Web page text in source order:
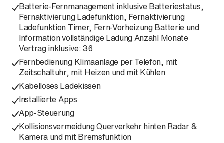
Batterie-Fernmanagement inklusive Batteriestatus,
Fernaktivierung Ladefunktion, Fernaktivierung
Ladefunktion Timer, Fern-Vorheizung Batterie und
Information vollständige Ladung Anzahl Monate
Vertrag inklusive: 36
Fernbedienung Klimaanlage per Telefon, mit
Zeitschaltuhr, mit Heizen und mit Kühlen
Kabelloses Ladekissen
Installierte Apps
App-Steuerung
Kollisionsvermeidung Querverkehr hinten Radar &
Kamera und mit Bremsfunktion